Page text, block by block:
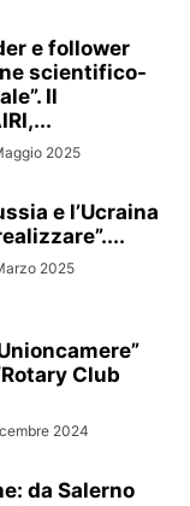
e follower
scientifico-
Il
2025
e l’Ucraina
2025
Club
2024
da Salerno